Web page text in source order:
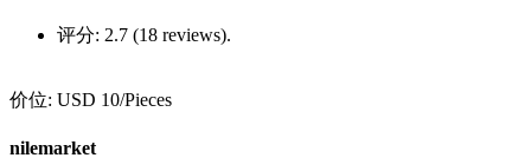
评分: 2.7 (18 reviews).
价位: USD 10/Pieces
nilemarket